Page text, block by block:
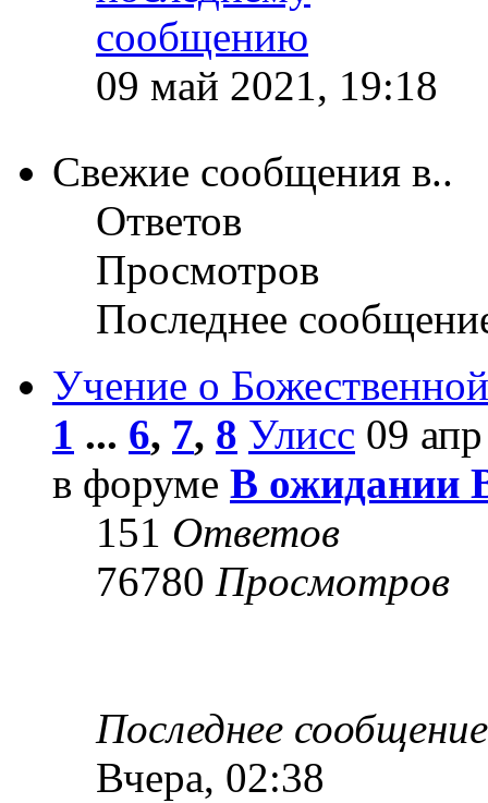
09 май 2021, 19:18
Свежие сообщения в..
Ответов
Просмотров
Последнее
Учение о
1 ... 6, 7, 8 Улисс 09
в форуме В ожидании
151 Ответов
76780 Просмотров
Последнее
Вчера, 02:38